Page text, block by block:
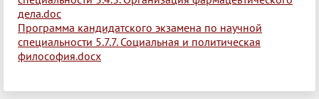
дела.doc
Программа кандидатского экзамена по научной
специальности 5.7.7. Социальная и политическая
философия.docx